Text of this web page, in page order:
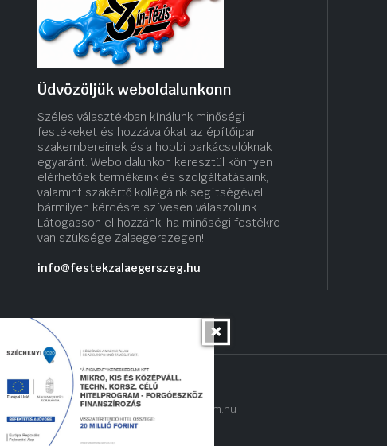
Üdvözöljük weboldalunkonn
Széles választékban kínálunk minőségi
festékeket és hozzávalókat az építőipar
szakembereinek és a hobbi barkácsolóknak
egyaránt. Weboldalunkon keresztül könnyen
elérhetőek termékeink és szolgáltatásaink,
valamint szakértő kollégáink segítségével
bármilyen kérdésre szívesen válaszolunk.
Látogasson el hozzánk, ha minőségi festékre
van szüksége Zalaegerszegen!.
info@festekzalaegerszeg.hu
Copyright 2022 © hogyantalaljanakram.hu